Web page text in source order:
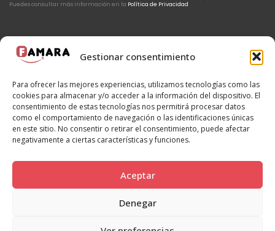
Gestionar consentimiento
Para ofrecer las mejores experiencias, utilizamos tecnologías como las
cookies para almacenar y/o acceder a la información del dispositivo. El
consentimiento de estas tecnologías nos permitirá procesar datos
como el comportamiento de navegación o las identificaciones únicas
en este sitio. No consentir o retirar el consentimiento, puede afectar
negativamente a ciertas características y funciones.
Aceptar
Denegar
Puedes consultar más información en la Política de Privacidad
Politica de privacidad Aviso legal Política de Cookies
Política de CancelaciónLeer antes de viajar
CICMA 2544
Bases concurso Marrakech